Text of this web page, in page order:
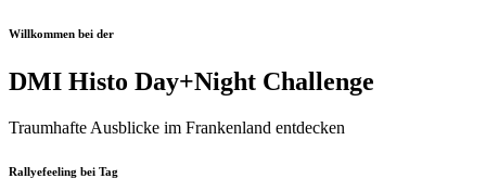
Willkommen bei der
DMI Histo Day+Night Challenge
Traumhafte Ausblicke im Frankenland entdecken
Rallyefeeling bei Tag